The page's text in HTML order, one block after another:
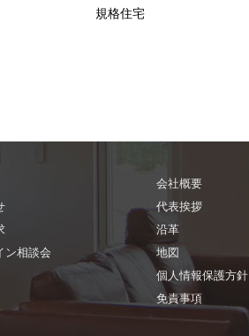
規格住宅
ン相談会
会社概要
代表挨拶
沿革
地図
個人情報保護方針
免責事項